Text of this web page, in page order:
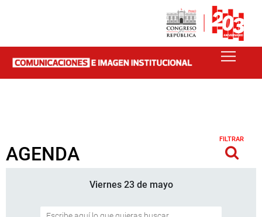
AGENDA
FILTRAR
Viernes 23 de mayo